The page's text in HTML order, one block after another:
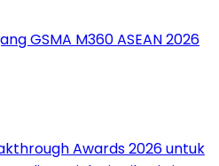
GSMA M360 ASEAN 2026
Awards 2026 untuk